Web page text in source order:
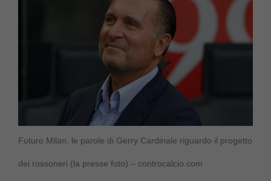
Futuro Milan, le parole di Gerry Cardinale riguardo il progetto
dei rossoneri (la presse foto) – controcalcio.com